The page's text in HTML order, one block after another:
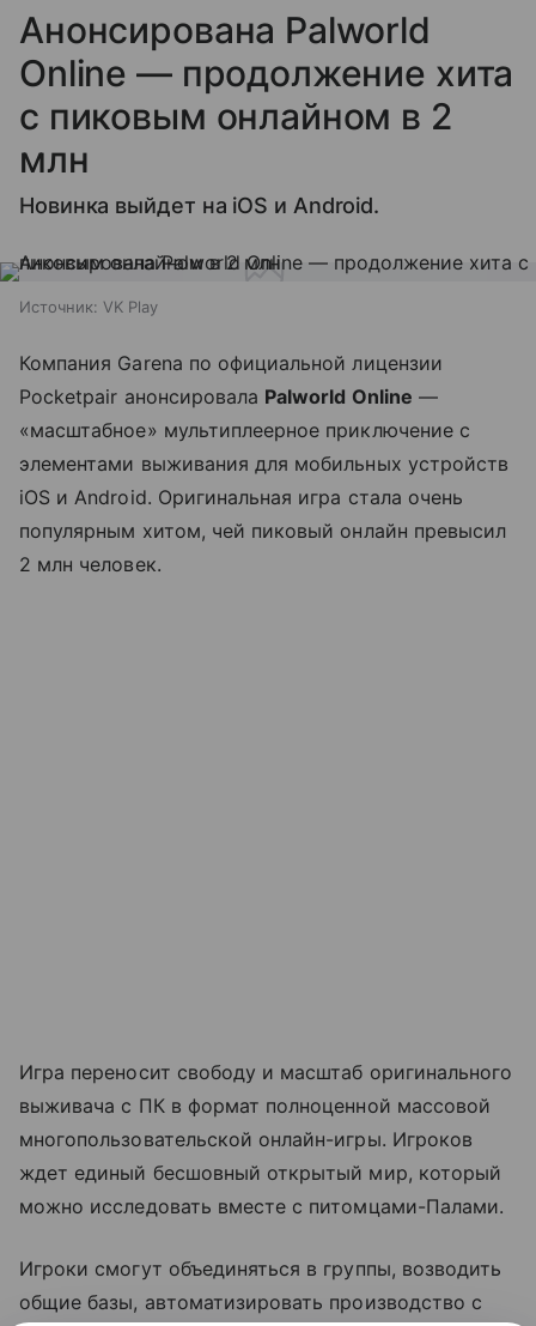
Анонсирована Palworld
Online — продолжение хита
с пиковым онлайном в 2
млн
Новинка выйдет на iOS и Android.
Источник: VK Play
Компания Garena по официальной лицензии
Pocketpair анонсировала Palworld Online —
«масштабное» мультиплеерное приключение с
элементами выживания для мобильных устройств
iOS и Android. Оригинальная игра стала очень
популярным хитом, чей пиковый онлайн превысил
2 млн человек.
Игра переносит свободу и масштаб оригинального
выживача с ПК в формат полноценной массовой
многопользовательской онлайн-игры. Игроков
ждет единый бесшовный открытый мир, который
можно исследовать вместе с питомцами-Палами.
Игроки смогут объединяться в группы, возводить
общие базы, автоматизировать производство с